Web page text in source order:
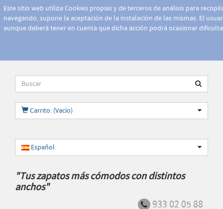
Este sitio web utiliza Cookies propias y de terceros de análisis para
navegando, supone la aceptación de la instalación de las mismas. El
aunque deberá tener en cuenta que dicha acción podrá ocasionar
Carrito: (Vacío)
Español
"Tus zapatos más cómodos con distintos
anchos"
933 02 05 88